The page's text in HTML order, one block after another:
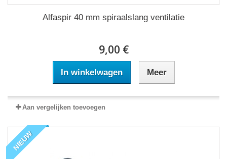
Alfaspir 40 mm spiraalslang ventilatie
9,00 €
In winkelwagen Meer
Aan vergelijken toevoegen
NIEUW